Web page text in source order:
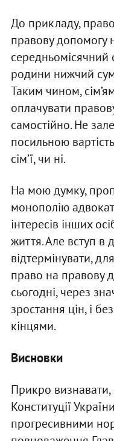
До прикладу,
правову допомогу
середньомісячний
родини нижчий
Таким чином,
оплачувати
самостійно. Не
посильною
сім’ї, чи ні.
На мою думку,
монополію
інтересів інших
життя. Але вступ в
відтермінувати,
право на правову
сьогодні, через
зростання цін, і
кінцями.
Висновки
Прикро визнавати,
Конституції
прогресивними